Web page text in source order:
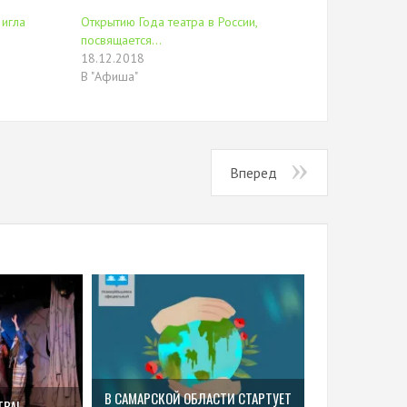
Открытию Года театра в России,
посвящается...
18.12.2018
В "Афиша"
Вперед
В САМАРСКОЙ ОБЛАСТИ СТАРТУЕТ